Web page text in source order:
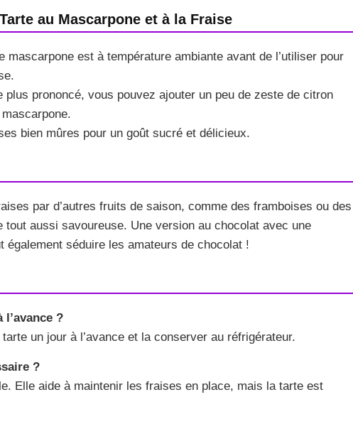
au Mascarpone et à la Fraise
mascarpone est à température ambiante avant de l’utiliser pour
plus prononcé, vous pouvez ajouter un peu de zeste de citron
bien mûres pour un goût sucré et délicieux.
par d’autres fruits de saison, comme des framboises ou des
tout aussi savoureuse. Une version au chocolat avec une
également séduire les amateurs de chocolat !
?
un jour à l’avance et la conserver au réfrigérateur.
?
Elle aide à maintenir les fraises en place, mais la tarte est